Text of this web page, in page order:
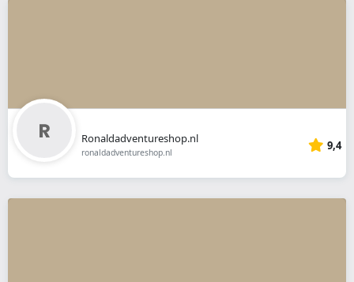
Ronaldadventureshop.nl
ronaldadventureshop.nl 9,4